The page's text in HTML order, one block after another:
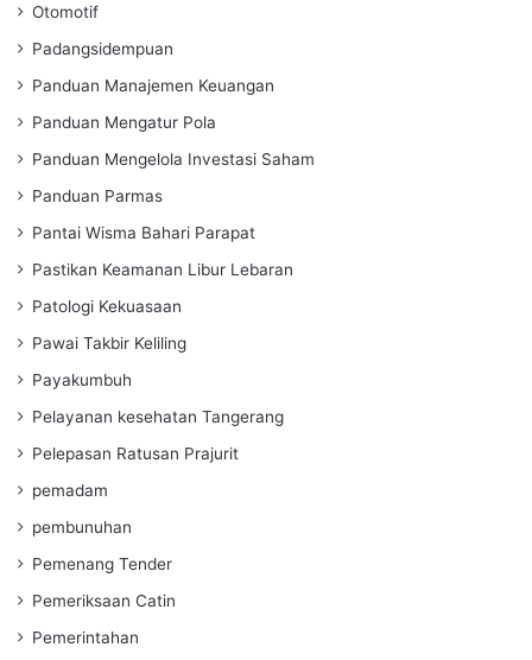
Otomotif
Padangsidempuan
Panduan Manajemen Keuangan
Panduan Mengatur Pola
Panduan Mengelola Investasi Saham
Panduan Parmas
Pantai Wisma Bahari Parapat
Pastikan Keamanan Libur Lebaran
Patologi Kekuasaan
Pawai Takbir Keliling
Payakumbuh
Pelayanan kesehatan Tangerang
Pelepasan Ratusan Prajurit
pemadam
pembunuhan
Pemenang Tender
Pemeriksaan Catin
Pemerintahan